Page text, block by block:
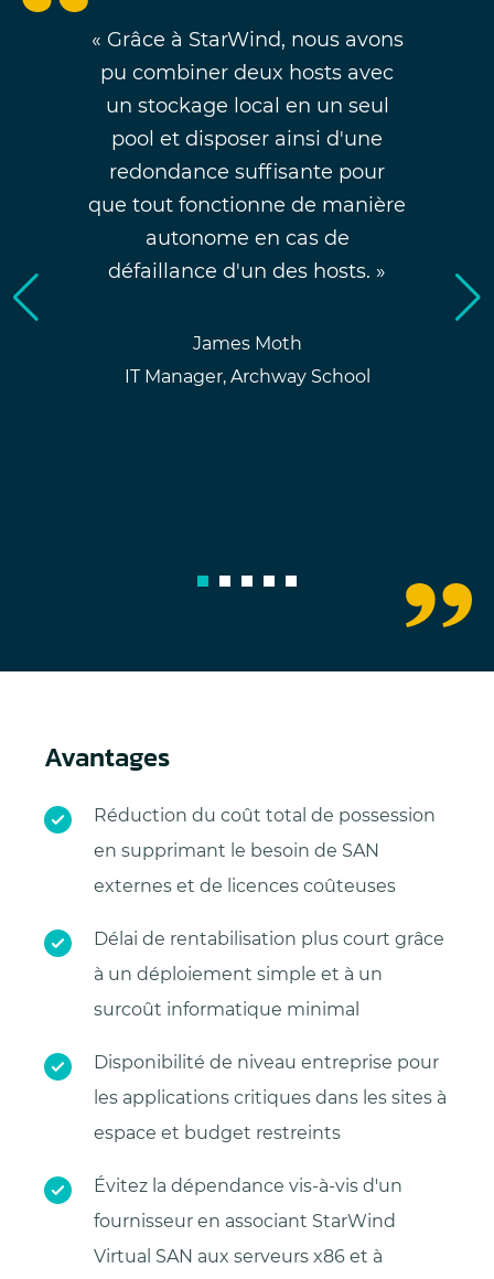
« Grâce à StarWind, nous avons
pu combiner deux hosts avec
un stockage local en un seul
pool et disposer ainsi d'une
redondance suffisante pour
que tout fonctionne de manière
autonome en cas de
défaillance d'un des hosts. »
James Moth
IT Manager, Archway School
1 2 3 4
Avantages
Réduction du coût total de possession
en supprimant le besoin de SAN
externes et de licences coûteuses
Délai de rentabilisation plus court grâce
à un déploiement simple et à un
surcoût informatique minimal
Disponibilité de niveau entreprise pour
les applications critiques dans les sites à
espace et budget restreints
Évitez la dépendance vis-à-vis d'un
fournisseur en associant StarWind
Virtual SAN aux serveurs x86 et à